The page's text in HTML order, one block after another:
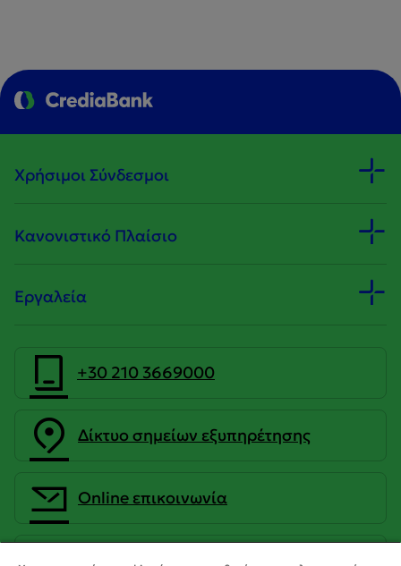
Χρήσιμοι Σύνδεσμοι
Κανονιστικό Πλαίσιο
Εργαλεία
+30 210 3669000
Δίκτυο σημείων εξυπηρέτησης
Οnline επικοινωνία
CrediaBank Ανώνυμη Τραπεζική